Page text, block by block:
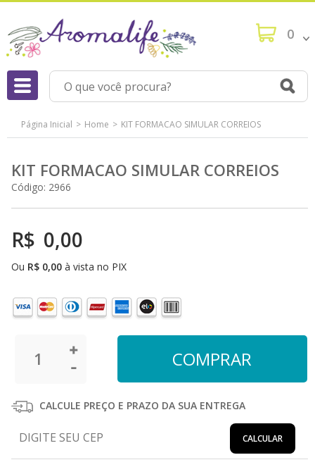
0
Página Inicial Home KIT FORMACAO SIMULAR CORREIOS
KIT FORMACAO SIMULAR CORREIOS
Código: 2966
R$ 0,00
Ou R$ 0,00 à vista no PIX
CALCULE PREÇO E PRAZO DA SUA ENTREGA
CALCULAR